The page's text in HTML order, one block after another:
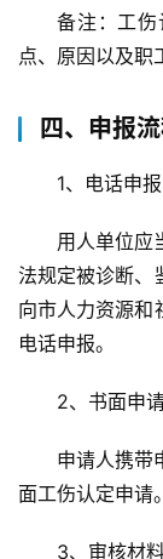
汉
办
备注：工
点、原因以及职
四、申报
1、电话申报
用人单位应
法规定被诊断、
向市人力资源和
电话申报。
2、书面申
申请人携带
面工伤认定申请。
3、审核材